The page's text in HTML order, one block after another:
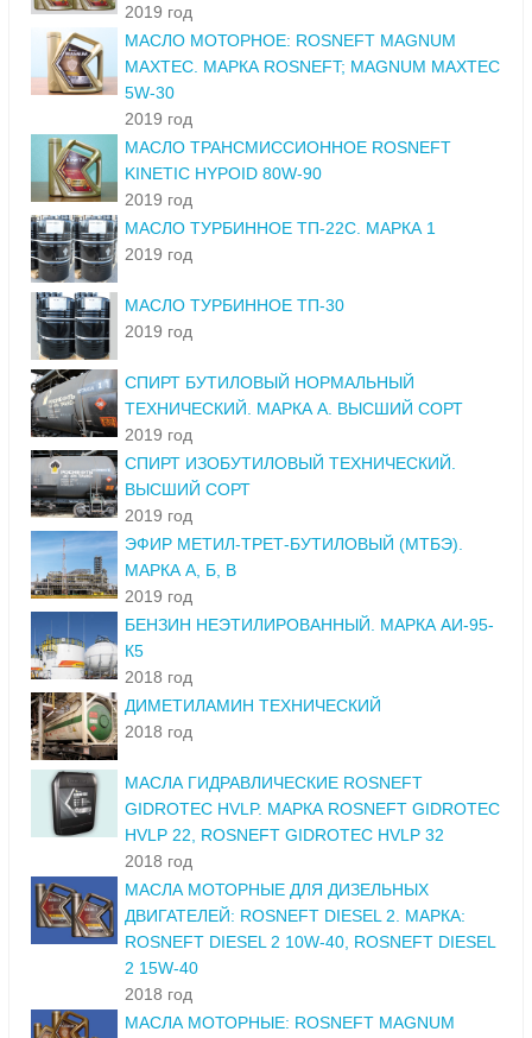
2019 год
МАСЛО МОТОРНОЕ: ROSNEFT MAGNUM
MAXTEC. МАРКА ROSNEFT; MAGNUM MAXTEC
5W-30
2019 год
МАСЛО ТРАНСМИССИОННОЕ ROSNEFT
KINETIC HYPOID 80W-90
2019 год
МАСЛО ТУРБИННОЕ ТП-22С. МАРКА 1
2019 год
МАСЛО ТУРБИННОЕ ТП-30
2019 год
СПИРТ БУТИЛОВЫЙ НОРМАЛЬНЫЙ
ТЕХНИЧЕСКИЙ. МАРКА А. ВЫСШИЙ СОРТ
2019 год
СПИРТ ИЗОБУТИЛОВЫЙ ТЕХНИЧЕСКИЙ.
ВЫСШИЙ СОРТ
2019 год
ЭФИР МЕТИЛ-ТРЕТ-БУТИЛОВЫЙ (МТБЭ).
МАРКА А, Б, В
2019 год
БЕНЗИН НЕЭТИЛИРОВАННЫЙ. МАРКА АИ-95-
К5
2018 год
ДИМЕТИЛАМИН ТЕХНИЧЕСКИЙ
2018 год
МАСЛА ГИДРАВЛИЧЕСКИЕ ROSNEFT
GIDROTEC HVLP. МАРКА ROSNEFT GIDROTEC
HVLP 22, ROSNEFT GIDROTEC HVLP 32
2018 год
МАСЛА МОТОРНЫЕ ДЛЯ ДИЗЕЛЬНЫХ
ДВИГАТЕЛЕЙ: ROSNEFT DIESEL 2. МАРКА:
ROSNEFT DIESEL 2 10W-40, ROSNEFT DIESEL
2 15W-40
2018 год
МАСЛА МОТОРНЫЕ: ROSNEFT MAGNUM